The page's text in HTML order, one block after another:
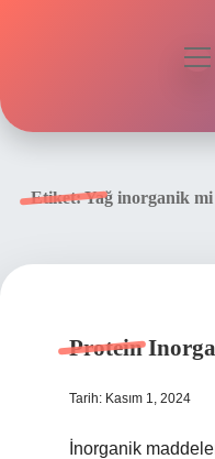
Etiket:Yağ inorganik mi
Protein
Tarih: Kasım 1, 2024
İnorganik